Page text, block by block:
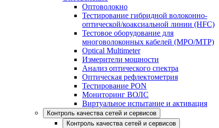
Оптоволокно
Тестирование гибридной волоконно-
оптической/коаксиальной линии (HFC)
Тестовое оборудование для
многоволоконных кабелей (MPO/MTP)
Optical Multimeter
Измерители мощности
Анализ оптического спектра
Оптическая рефлектометрия
Тестирование PON
Мониторинг ВОЛС
Виртуальное испытание и активация
Контроль качества сетей и сервисов
Контроль качества сетей и сервисов